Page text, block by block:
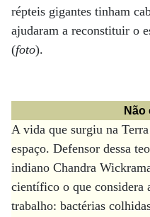
répteis gigantes tinham
ajudaram a reconstituir o
(foto).
Não
A vida que surgiu na
espaço. Defensor dessa
indiano Chandra
científico o que considera
trabalho: bactérias